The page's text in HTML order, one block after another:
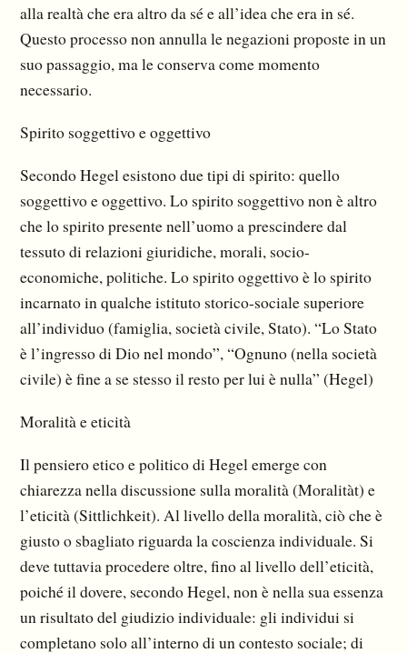
alla realtà che era altro da sé e all’idea che era in sé.
Questo processo non annulla le negazioni proposte in un
suo passaggio, ma le conserva come momento
necessario.
Spirito soggettivo e oggettivo
Secondo Hegel esistono due tipi di spirito: quello
soggettivo e oggettivo. Lo spirito soggettivo non è altro
che lo spirito presente nell’uomo a prescindere dal
tessuto di relazioni giuridiche, morali, socio-
economiche, politiche. Lo spirito oggettivo è lo spirito
incarnato in qualche istituto storico-sociale superiore
all’individuo (famiglia, società civile, Stato). “Lo Stato
è l’ingresso di Dio nel mondo”, “Ognuno (nella società
civile) è fine a se stesso il resto per lui è nulla” (Hegel)
Moralità e eticità
Il pensiero etico e politico di Hegel emerge con
chiarezza nella discussione sulla moralità (Moralitàt) e
l’eticità (Sittlichkeit). Al livello della moralità, ciò che è
giusto o sbagliato riguarda la coscienza individuale. Si
deve tuttavia procedere oltre, fino al livello dell’eticità,
poiché il dovere, secondo Hegel, non è nella sua essenza
un risultato del giudizio individuale: gli individui si
completano solo all’interno di un contesto sociale; di